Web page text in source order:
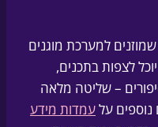
למערכת מוגנים
לצפות בתכנים,
– שליטה מלאה
עלעמדות מידע